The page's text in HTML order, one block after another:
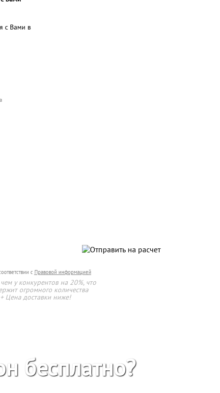
с Вами в
с Правовой информацией
у конкурентов на 20%, что
огромного количества
Цена доставки ниже!
бесплатно?